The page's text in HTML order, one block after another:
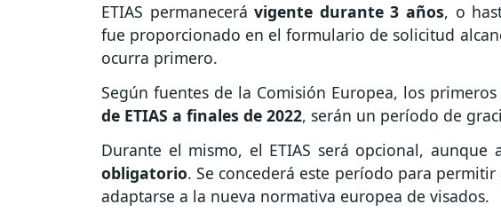
ETIAS permanecerávigente durante 3 años, o
fue proporcionado en el formulario de solicitud
ocurra primero.
Según fuentes de la Comisión Europea, los
de ETIAS a finales de 2022, serán un período de
Durante el mismo, el ETIAS será opcional, aunque
obligatorio. Se concederá este período para
adaptarse a la nueva normativa europea de visados.